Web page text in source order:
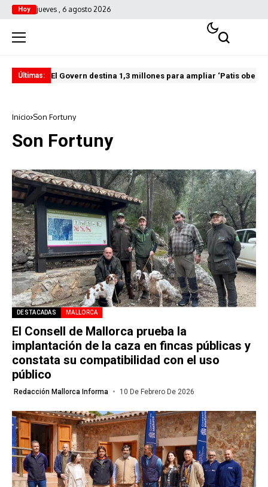
Hoy jueves , 6 agosto 2026
Últimas: El Govern destina 1,3 millones para ampliar ‘Patis
Inicio Son Fortuny
Son Fortuny
DESTACADAS MALLORCA
El Consell de Mallorca prueba la
implantación de la caza en fincas públicas y
constata su compatibilidad con el uso
público
Redacción Mallorca Informa 10 De Febrero De 2026